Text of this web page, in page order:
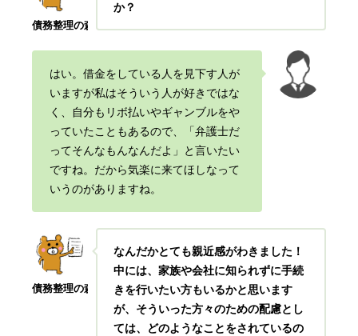
債務整理の森
か？
はい。借金をしている人を見下す人が
いますが私はそういう人が好きではな
く、自分もリボ払いやギャンブルをや
っていたこともあるので、「弁護士だ
ってそんなもんなんだよ」と言いたい
ですね。だから気楽に来てほしなって
いうのがありますね。
債務整理の森
なんだかとても親近感がわきました！
中には、家族や会社に知られずに手続
きを行いたい方もいるかと思います
が、そういった方々のための配慮とし
ては、どのようなことをされているの